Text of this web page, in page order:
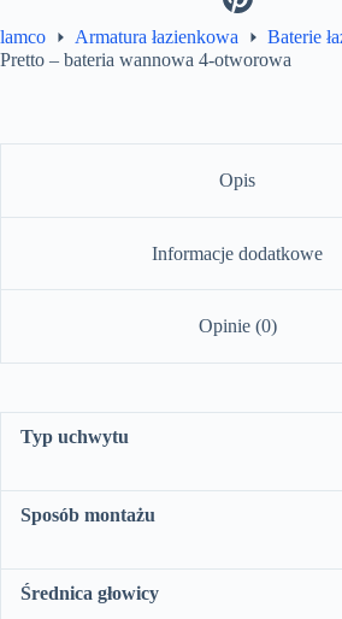
lamco Armatura łazienkowa
Baterie
Pretto – bateria wannowa 4-otworowa
Opis
Informacje dodatkowe
Opinie (0)
Typ uchwytu
Sposób montażu
Średnica głowicy